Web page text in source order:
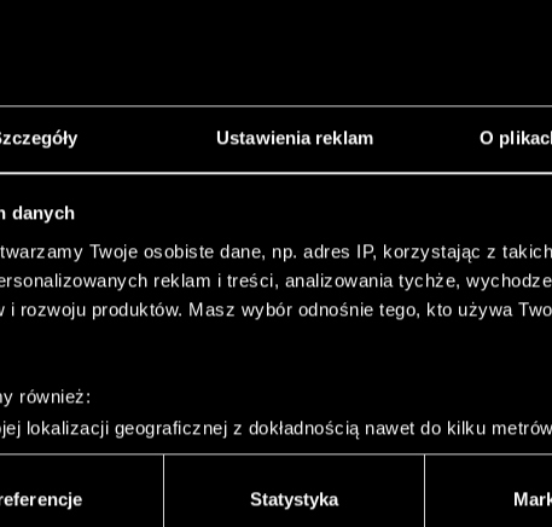
Ustawienia reklam O
danych
Twoje osobiste dane, np. adres IP, korzystając z
reklam i treści, analizowania tychże,
rozwoju produktów. Masz wybór odnośnie tego, kto używa
również:
lokalizacji geograficznej z dokładnością nawet do kilku metrów
aktywnie analizując charakteryzującego je zbiory danych
osobiste dane są przetwarzane oraz ustaw własne
Statystyka
CD PROJEKT S.A. zwołanego na 18
CD PROJEKT S.A. przy
przez pełnomocnika
uchwał
Dowiedz